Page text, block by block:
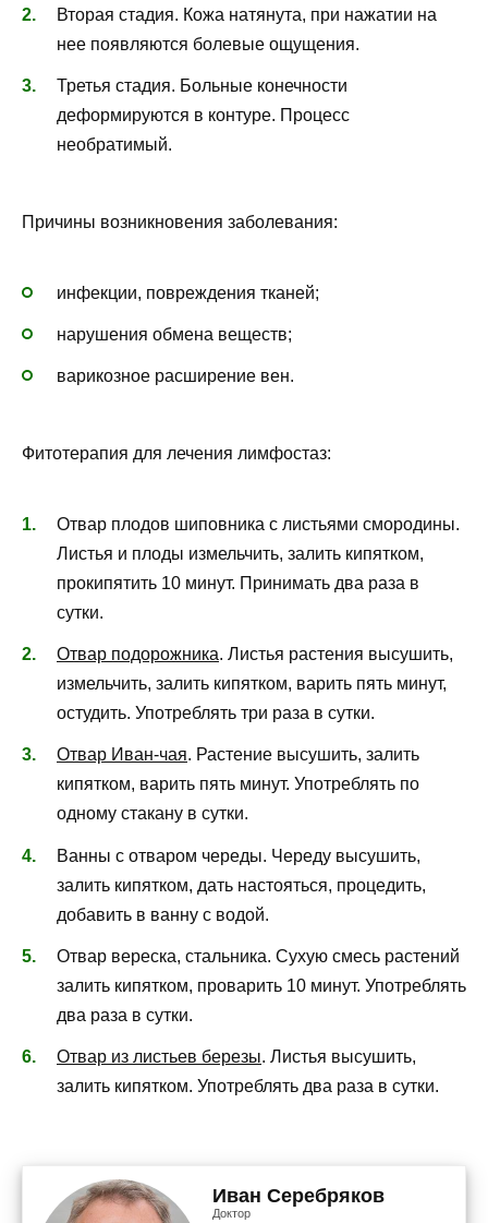
Вторая стадия. Кожа натянута, при нажатии на
нее появляются болевые ощущения.
Третья стадия. Больные конечности
деформируются в контуре. Процесс
необратимый.
Причины возникновения заболевания:
инфекции, повреждения тканей;
нарушения обмена веществ;
варикозное расширение вен.
Фитотерапия для лечения лимфостаз:
Отвар плодов шиповника с листьями смородины.
Листья и плоды измельчить, залить кипятком,
прокипятить 10 минут. Принимать два раза в
сутки.
Отвар подорожника. Листья растения высушить,
измельчить, залить кипятком, варить пять минут,
остудить. Употреблять три раза в сутки.
Отвар Иван-чая. Растение высушить, залить
кипятком, варить пять минут. Употреблять по
одному стакану в сутки.
Ванны с отваром череды. Череду высушить,
залить кипятком, дать настояться, процедить,
добавить в ванну с водой.
Отвар вереска, стальника. Сухую смесь растений
залить кипятком, проварить 10 минут. Употреблять
два раза в сутки.
Отвар из листьев березы. Листья высушить,
залить кипятком. Употреблять два раза в сутки.
Иван Серебряков
Доктор